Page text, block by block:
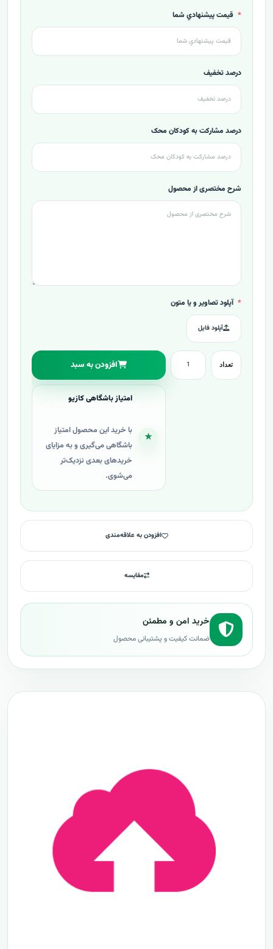
قيمت پيشنهادي شما
درصد تخفیف
درصد مشارکت به کودکان محک
شرح مختصری از محصول
آپلود تصاویر و یا متون
آپلود فایل
تعداد افزودن به سبد
★
امتیاز باشگاهی کازیو
با خرید این محصول امتیاز
باشگاهی می‌گیری و به مزایای
خریدهای بعدی نزدیک‌تر
می‌شوی.
افزودن به علاقه‌مندی
مقایسه
خرید امن و مطمئن
ضمانت کیفیت و پشتیبانی محصول